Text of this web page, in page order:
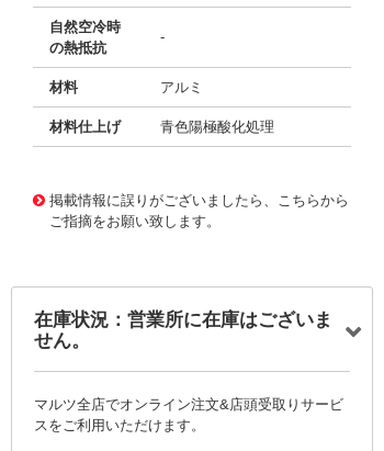
自然空冷時
の熱抵抗
-
材料 アルミ
材料仕上げ 青色陽極酸化処理
掲載情報に誤りがございましたら、こちらから
ご指摘をお願い致します。
在庫状況：営業所に在庫はございま
せん。
マルツ全店でオンライン注文&店頭受取りサービ
スをご利用いただけます。